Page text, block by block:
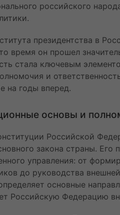
российского
президентства в
время он прошел
стала ключевым
и
на годы вперед.
основы и
Российской
закона страны.
управления: от
до руководства
основные
Российскую Федерацию